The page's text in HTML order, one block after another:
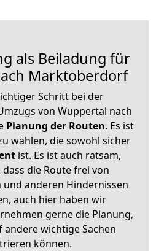
als Beiladung für
Marktoberdorf
Schritt bei der
von Wuppertal nach
Planung der Routen. Es ist
wählen, die sowohl sicher
ist. Es ist auch ratsam,
die Route frei von
anderen Hindernissen
auch hier haben wir
gerne die Planung,
andere wichtige Sachen
können.